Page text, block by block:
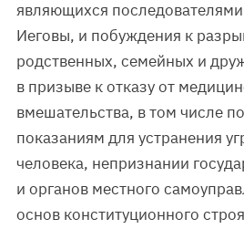
являющихся
Иеговы, и побуждения к
родственных, семейных и
в призыве к отказу от
вмешательства, в том числе
показаниям для устранения
человека, непризнании
и органов местного
основ конституционного